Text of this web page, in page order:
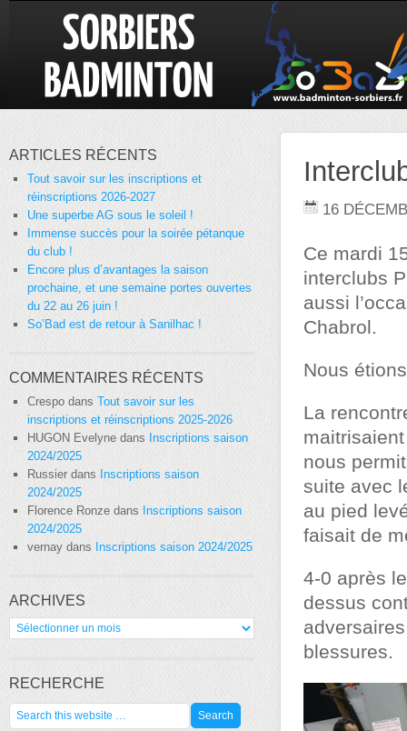
16
Ce mardi
interclubs
aussi
Chabrol.
Nous
La
nous
suite avec
au pied
faisait de
4-0 après
dessus
blessures.
ARTICLES RÉCENTS
Tout savoir sur les inscriptions et
réinscriptions 2026-2027
Une superbe AG sous le soleil !
Immense succès pour la soirée pétanque
du club !
Encore plus d’avantages la saison
prochaine, et une semaine portes ouvertes
du 22 au 26 juin !
So’Bad est de retour à Sanilhac !
COMMENTAIRES RÉCENTS
Crespo dans Tout savoir sur les
inscriptions et réinscriptions 2025-2026
HUGON Evelyne dans Inscriptions saison
2024/2025
Russierdans Inscriptions saison
2024/2025
Florence Ronze dans Inscriptions saison
2024/2025
vernay dans Inscriptions saison 2024/2025
ARCHIVES
Archives
RECHERCHE